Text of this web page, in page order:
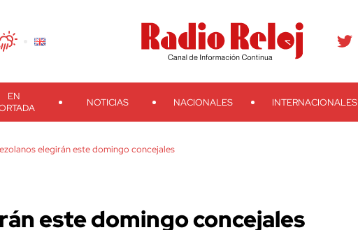
Threads
Instagram TelegramTeveo Ivoox RSS Search
EN
NOTICIAS NACIONALES INTERNACIONALES
elegirán este domingo concejales
este domingo concejales